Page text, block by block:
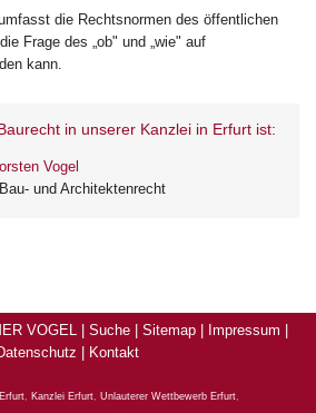
die Rechtsnormen des öffentlichen
Frage des „ob" und „wie" auf
kann.
in unserer Kanzlei in Erfurt ist:
Vogel
und Architektenrecht
VOGEL | Suche Sitemap Impressum
Kontakt
, Kanzlei Erfurt, Unlauterer Wettbewerb Erfurt,